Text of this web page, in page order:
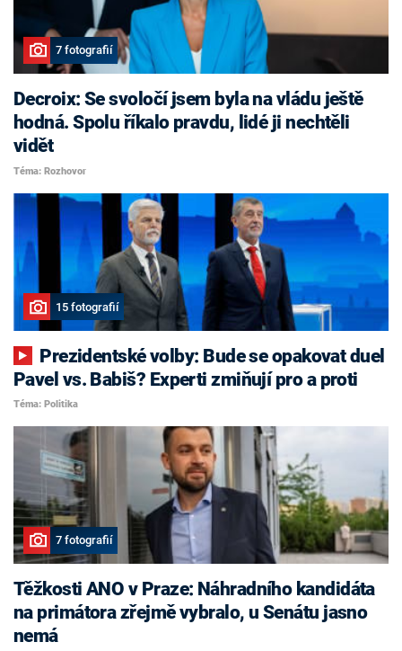
7 fotografií
Decroix: Se svoločí jsem byla na vládu ještě
hodná. Spolu říkalo pravdu, lidé ji nechtěli
vidět
Téma: Rozhovor
15 fotografií
Pavel vs. Babiš? Experti zmiňují pro a proti
Téma: Politika
7 fotografií
Těžkosti ANO v Praze: Náhradního kandidáta
na primátora zřejmě vybralo, u Senátu jasno
nemá